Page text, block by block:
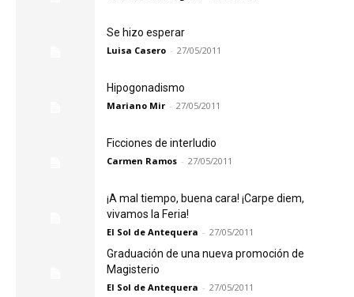
Se hizo esperar
Luisa Casero - 27/05/2011
Hipogonadismo
Mariano Mir - 27/05/2011
Ficciones de interludio
Carmen Ramos - 27/05/2011
¡A mal tiempo, buena cara! ¡Carpe diem,
vivamos la Feria!
El Sol de Antequera - 27/05/2011
Graduación de una nueva promoción de
Magisterio
El Sol de Antequera - 27/05/2011